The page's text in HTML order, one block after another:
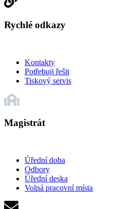
Rychlé odkazy
Kontakty
Potřebuji řešit
Tiskový servis
Magistrát
Úřední doba
Odbory
Úřední deska
Volná pracovní místa